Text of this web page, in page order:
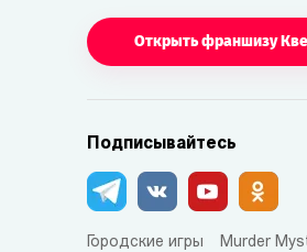
Открыть франшизу
Подписывайтесь
Городские игры Murder